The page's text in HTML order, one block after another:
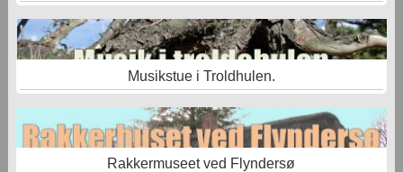
Musikstue i Troldhulen.
Rakkermuseet ved Flyndersø